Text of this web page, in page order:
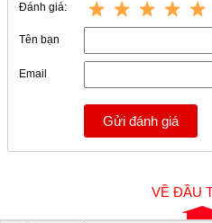
Đánh giá:
Tên bạn
Email
Gửi đánh giá
VỀ ĐẦU